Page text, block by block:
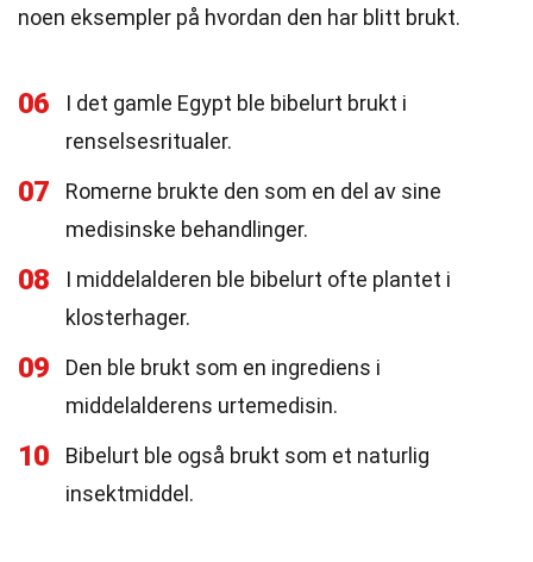
noen eksempler på hvordan den har blitt brukt.
06
I det gamle Egypt ble bibelurt brukt i
renselsesritualer.
07
Romerne brukte den som en del av sine
medisinske behandlinger.
08
I middelalderen ble bibelurt ofte plantet i
klosterhager.
09
Den ble brukt som en ingrediens i
middelalderens urtemedisin.
10
Bibelurt ble også brukt som et naturlig
insektmiddel.